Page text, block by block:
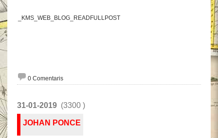
_KMS_WEB_BLOG_READFULLPOST
0 Comentaris
31-01-2019 (3300 )
JOHAN PONCE